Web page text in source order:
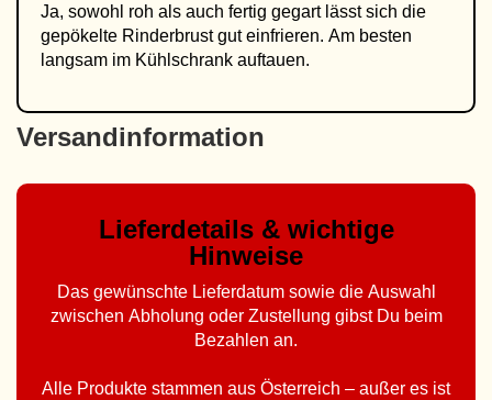
Ja, sowohl roh als auch fertig gegart lässt sich die
gepökelte Rinderbrust gut einfrieren. Am besten
langsam im Kühlschrank auftauen.
Versandinformation
Lieferdetails & wichtige
Hinweise
Das gewünschte Lieferdatum sowie die Auswahl
zwischen Abholung oder Zustellung gibst Du beim
Bezahlen an.
Alle Produkte stammen aus Österreich – außer es ist